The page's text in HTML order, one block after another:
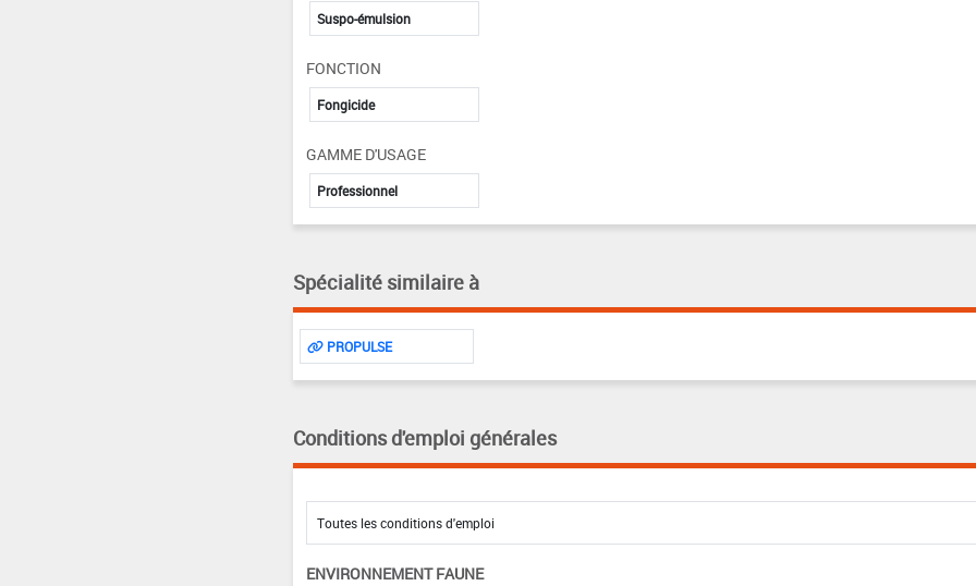
Suspo-émulsion
FONCTION
Fongicide
GAMME D'USAGE
Professionnel
Spécialité similaire à
PROPULSE
Conditions d'emploi générales
ENVIRONNEMENT FAUNE